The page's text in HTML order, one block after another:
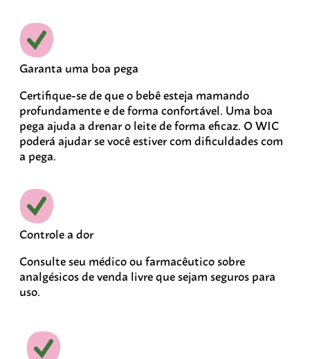
Garanta uma boa pega
Certifique-se de que o bebê esteja mamando
profundamente e de forma confortável. Uma boa
pega ajuda a drenar o leite de forma eficaz. O WIC
poderá ajudar se você estiver com dificuldades com
a pega.
Controle a dor
Consulte seu médico ou farmacêutico sobre
analgésicos de venda livre que sejam seguros para
uso.